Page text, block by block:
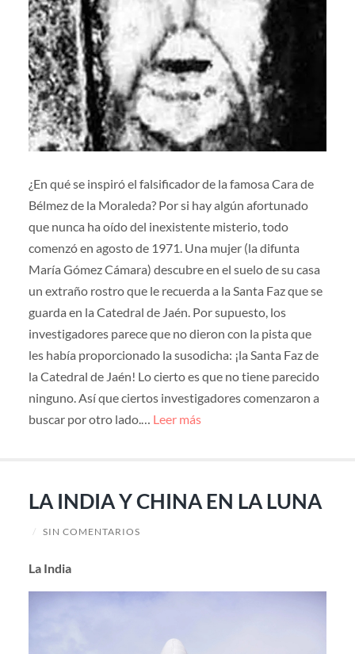
¿En qué se inspiró el falsificador de la famosa Cara de
Bélmez de la Moraleda? Por si hay algún afortunado
que nunca ha oído del inexistente misterio, todo
comenzó en agosto de 1971. Una mujer (la difunta
María Gómez Cámara) descubre en el suelo de su casa
un extraño rostro que le recuerda a la Santa Faz que se
guarda en la Catedral de Jaén. Por supuesto, los
investigadores parece que no dieron con la pista que
les había proporcionado la susodicha: ¡la Santa Faz de
la Catedral de Jaén! Lo cierto es que no tiene parecido
ninguno. Así que ciertos investigadores comenzaron a
buscar por otro lado.… Leer más
LA INDIA Y CHINA EN LA LUNA
/ SIN COMENTARIOS
La India